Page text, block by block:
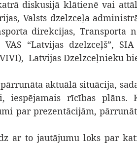
diskusijā klātienē vai
Valsts dzelzceļa
direkcijas, Transporta
“Latvijas dzelzceļš”,
Latvijas Dzelzceļnieku
aktuālā situācija,
iespējamais rīcības plāns.
par prezentācijām,
ar to jautājumu loks par